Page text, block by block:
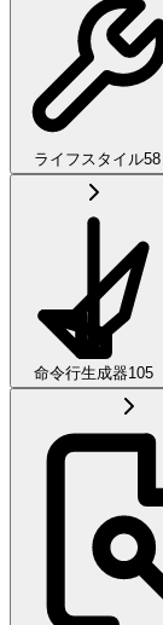
ライフスタイル58
命令行生成器105